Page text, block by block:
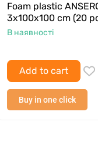
Foam plastic
3x100x100 cm (20
В наявності
Add to cart
Buy in one click